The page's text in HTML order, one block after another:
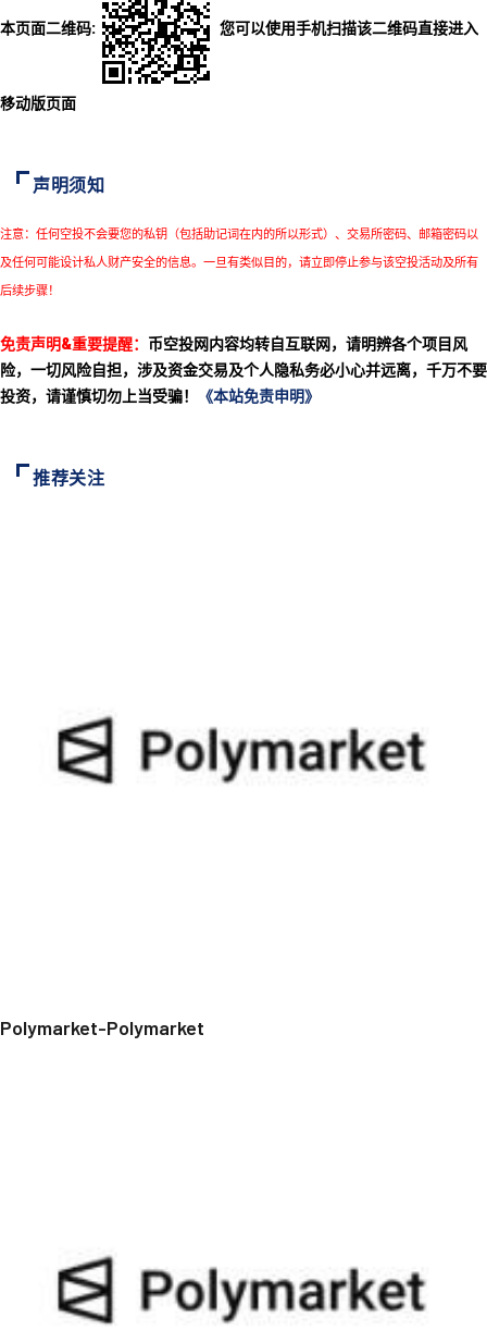
本页面二维码: 您可以使用手机扫描该二维码直接进入
移动版页面
声明须知
注意：任何空投不会要您的私钥（包括助记词在内的所以形式）、交易所密码、邮箱密码以
及任何可能设计私人财产安全的信息。一旦有类似目的，请立即停止参与该空投活动及所有
后续步骤！
免责声明&重要提醒： 币空投网内容均转自互联网，请明辨各个项目风
险，一切风险自担，涉及资金交易及个人隐私务必小心并远离，千万不要
投资，请谨慎切勿上当受骗！
《本站免责申明》
推荐关注
Polymarket-Polymarket